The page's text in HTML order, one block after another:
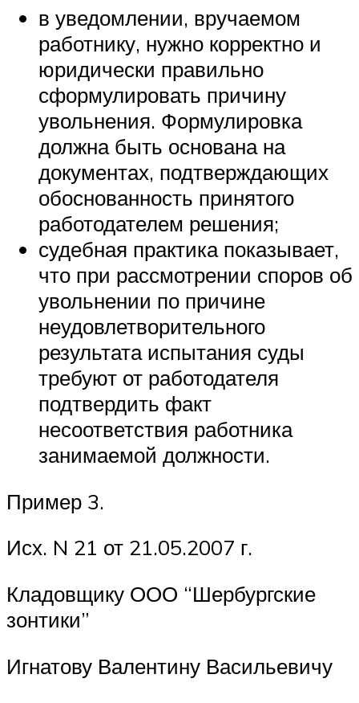
в уведомлении, вручаемом
работнику, нужно корректно и
юридически правильно
сформулировать причину
увольнения. Формулировка
должна быть основана на
документах, подтверждающих
обоснованность принятого
работодателем решения;
судебная практика показывает,
что при рассмотрении споров об
увольнении по причине
неудовлетворительного
результата испытания суды
требуют от работодателя
подтвердить факт
несоответствия работника
занимаемой должности.
Пример 3.
Исх. N 21 от 21.05.2007 г.
Кладовщику ООО “Шербургские
зонтики”
Игнатову Валентину Васильевичу